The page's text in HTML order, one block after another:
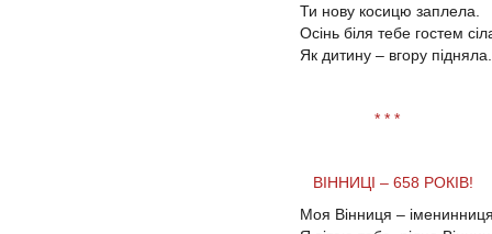
Ти нову косицю заплела.
Осінь біля тебе гостем
Як дитину – вгору підняла.
* * *
ВІННИЦІ – 658 РОКІВ!
Моя Вінниця –